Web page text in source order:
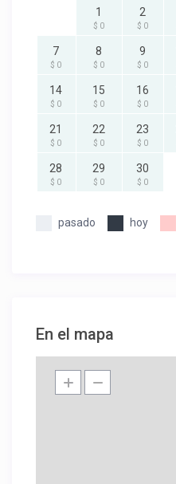
1
$ 0
2
$ 0
7
$ 0
8
$ 0
9
$ 0
14
$ 0
15
$ 0
16
$ 0
21
$ 0
22
$ 0
23
$ 0
28
$ 0
29
$ 0
30
$ 0
pasado hoy
En el mapa